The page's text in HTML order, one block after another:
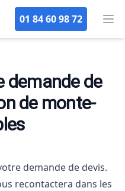
01 84 60 98 72
demande de
de monte-
demande de devis.
recontactera dans les